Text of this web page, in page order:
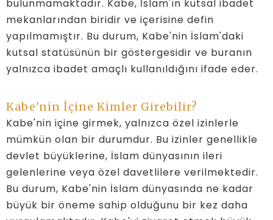
bulunmamaktadır. Kabe, İslam'ın kutsal ibadet
mekanlarından biridir ve içerisine defin
yapılmamıştır. Bu durum, Kabe'nin İslam'daki
kutsal statüsünün bir göstergesidir ve buranın
yalnızca ibadet amaçlı kullanıldığını ifade eder.
Kabe'nin İçine Kimler Girebilir?
Kabe'nin içine girmek, yalnızca özel izinlerle
mümkün olan bir durumdur. Bu izinler genellikle
devlet büyüklerine, İslam dünyasının ileri
gelenlerine veya özel davetlilere verilmektedir.
Bu durum, Kabe'nin İslam dünyasında ne kadar
büyük bir öneme sahip olduğunu bir kez daha